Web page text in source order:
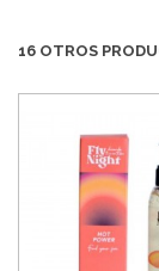
16 OTROS